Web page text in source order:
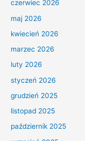
czerwiec 2026
maj 2026
kwiecień 2026
marzec 2026
luty 2026
styczeń 2026
grudzień 2025
listopad 2025
październik 2025